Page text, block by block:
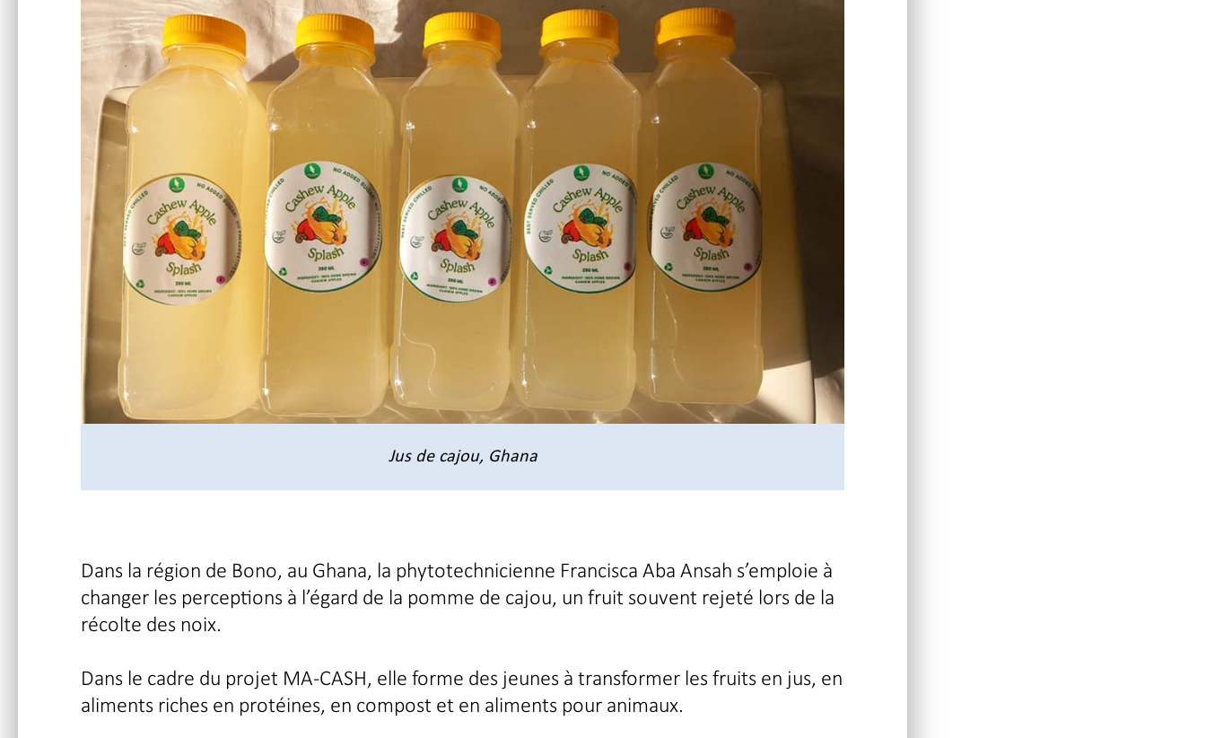
Jus de cajou, Ghana
Dans la région de Bono, au Ghana, la phytotechnicienne Francisca Aba Ansah s’emploie à
changer les perceptions à l’égard de la pomme de cajou, un fruit souvent rejeté lors de la
récolte des noix.
Dans le cadre du projet MA-CASH, elle forme des jeunes à transformer les fruits en jus, en
aliments riches en protéines, en compost et en aliments pour animaux.